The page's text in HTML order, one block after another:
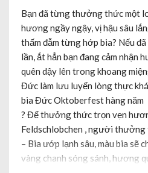
Bạn đã từng thưởng thức một
hương ngầy ngậy, vị hậu sâu
thấm đẫm từng hớp bia? Nếu
lần, ắt hẳn bạn đang cảm nhận
quên dậy lên trong khoang
Đức làm lưu luyến lòng thực
bia Đức Oktoberfest hàng năm
? Để thưởng thức trọn vẹn
Feldschlobchen , người thưởng
– Bia ướp lạnh sâu, màu bia sẽ
vàng chanh sóng sánh, hương